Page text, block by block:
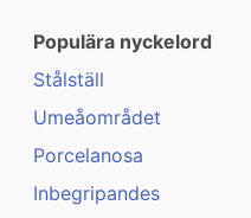
Populära nyckelord
Stålställ
Umeåområdet
Porcelanosa
Inbegripandes